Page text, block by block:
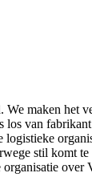
maken
van
stil komt